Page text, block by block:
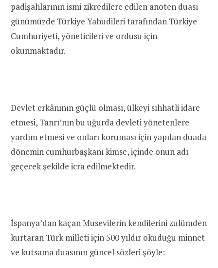
padişahlarının ismi zikredilere edilen anoten duası
günümüzde Türkiye Yahudileri tarafından Türkiye
Cumhuriyeti, yöneticileri ve ordusu için
okunmaktadır.
Devlet erkânının güçlü olması, ülkeyi sıhhatli idare
etmesi, Tanrı’nın bu uğurda devleti yönetenlere
yardım etmesi ve onları koruması için yapılan duada
dönemin cumhurbaşkanı kimse, içinde onun adı
geçecek şekilde icra edilmektedir.
İspanya’dan kaçan Musevilerin kendilerini zulümden
kurtaran Türk milleti için 500 yıldır okuduğu minnet
ve kutsama duasının güncel sözleri şöyle: